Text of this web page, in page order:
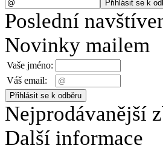
Poslední
Novinky mailem
Vaše jméno:
Váš email:
Nejprodávanější
Další informace